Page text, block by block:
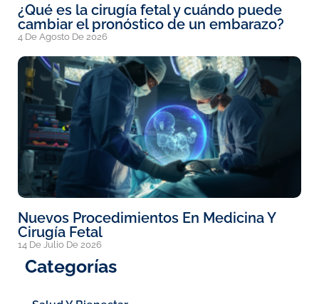
¿Qué es la cirugía fetal y cuándo puede
cambiar el pronóstico de un embarazo?
4 De Agosto De 2026
Nuevos Procedimientos En Medicina Y
Cirugía Fetal
14 De Julio De 2026
Categorías